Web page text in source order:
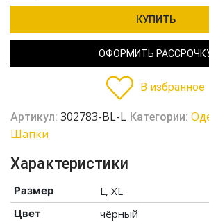
КУПИТЬ
ОФОРМИТЬ
В избранное
Артикул: 302783-BL-L Категории:
Шапки
Характеристики
Размер L, XL
Цвет чёрный